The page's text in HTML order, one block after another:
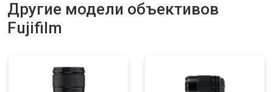
Другие модели объективов
Fujifilm